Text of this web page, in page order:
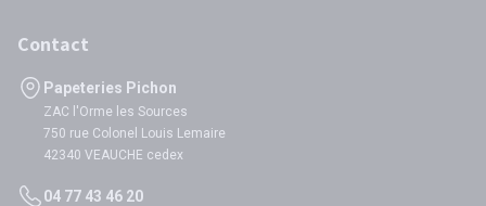
Contact
Papeteries Pichon
ZAC l'Orme les Sources
750 rue Colonel Louis Lemaire
42340 VEAUCHE cedex
04 77 43 46 20